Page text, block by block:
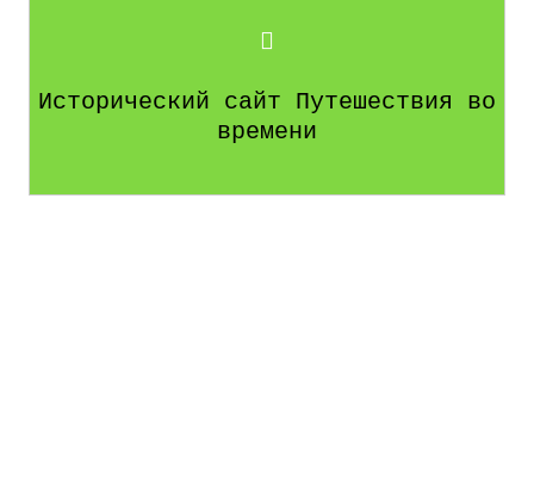
Исторический сайт Путешествия во
времени